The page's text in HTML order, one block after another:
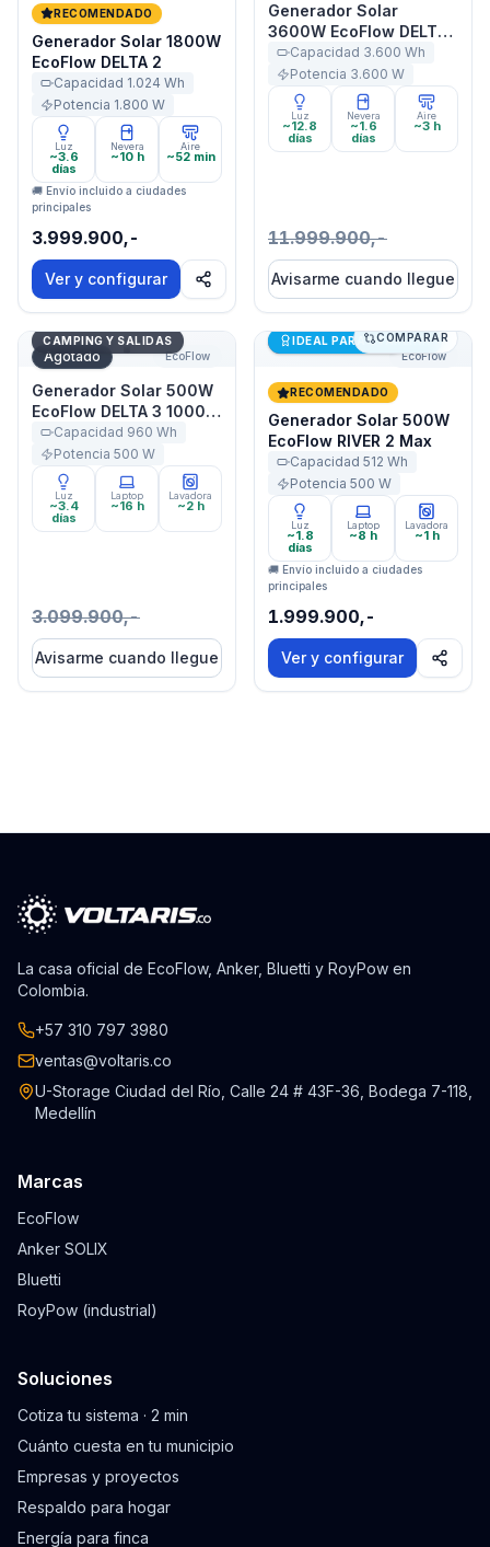
RECOMENDADO
Generador Solar 1800W
EcoFlow DELTA 2
Capacidad 1.024 Wh
Potencia 1.800 W
Luz
~3.6
días
Nevera
~10 h
Aire
~52 min
🚚 Envío incluido a ciudades
principales
3.999.900,-
Ver y configurar
Generador Solar
3600W EcoFlow DELTA
ProCapacidad 3.600 Wh
Potencia 3.600 W
Luz
~12.8
días
Nevera
~1.6
días
Aire
~3 h
11.999.900,-
Avisarme cuando llegue
Generador Solar 500W EcoFlow DELTA 3 1000 Air
Agotado EcoFlow
CAMPING Y SALIDAS
Generador Solar 500W
EcoFlow DELTA 3 1000
AirCapacidad 960 Wh
Potencia 500 W
Luz
~3.4
días
Laptop
~16 h
Lavadora
~2 h
3.099.900,-
Avisarme cuando llegue
Generador Solar 500W
EcoFlow
Últimas unidades
IDEAL PARA STARLINK
COMPARAR
RECOMENDADO
Generador Solar 500W
EcoFlow RIVER 2 Max
Capacidad 512 Wh
Potencia 500 W
Luz
~1.8
días
Laptop
~8 h
Lavadora
~1 h
🚚 Envío incluido a ciudades
principales
1.999.900,-
Ver y configurar
La casa oficial de EcoFlow, Anker, Bluetti y RoyPow en
Colombia.
+57 310 797 3980
ventas@voltaris.co
U-Storage Ciudad del Río, Calle 24 # 43F-36, Bodega 7-118,
Medellín
Marcas
EcoFlow
Anker SOLIX
Bluetti
RoyPow (industrial)
Soluciones
Cotiza tu sistema · 2 min
Cuánto cuesta en tu municipio
Empresas y proyectos
Respaldo para hogar
Energía para finca